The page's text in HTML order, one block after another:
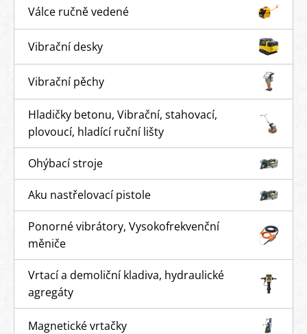
Válce ručně vedené
Vibrační desky
Vibrační pěchy
Hladičky betonu, Vibrační, stahovací,
plovoucí, hladící ruční lišty
Ohýbací stroje
Aku nastřelovací pistole
Ponorné vibrátory, Vysokofrekvenční
měniče
Vrtací a demoliční kladiva, hydraulické
agregáty
Magnetické vrtačky